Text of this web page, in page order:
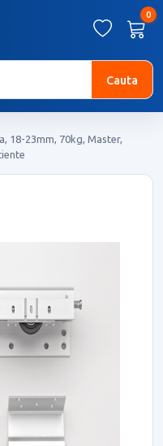
0
Cauta
18-23mm, 70kg, Master,